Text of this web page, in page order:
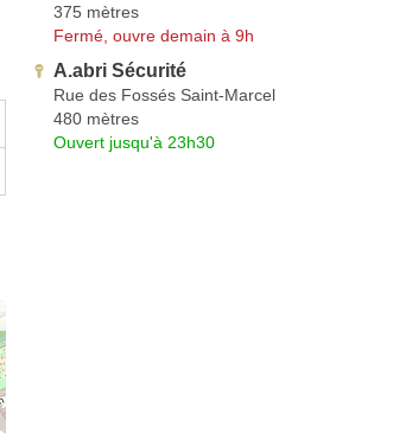
375 mètres
Fermé, ouvre demain à 9h
A.abri Sécurité
Rue des Fossés Saint-Marcel
480 mètres
Ouvert jusqu'à 23h30